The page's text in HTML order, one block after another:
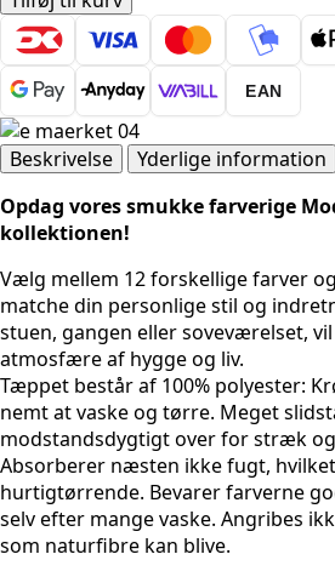
-
Helix
2202
Lysegrå
antal
EAN
Beskrivelse
Yderlige information
Opdag vores smukke farverige
kollektionen!
Vælg mellem 12 forskellige farver
matche din personlige stil og
stuen, gangen eller soveværelset,
atmosfære af hygge og liv.
Tæppet består af 100% polyester:
nemt at vaske og tørre. Meget
modstandsdygtigt over for stræk
Absorberer næsten ikke fugt,
hurtigtørrende. Bevarer farverne
selv efter mange vaske. Angribes
som naturfibre kan blive.